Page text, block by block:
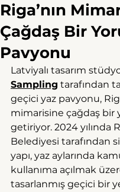
Riga’nın
Çağdaş Bir
Pavyonu
Latviyalı tasarım
Sampling tarafından
geçici yaz pavyonu,
mimarisine çağdaş bir
getiriyor. 2024 yılında
Belediyesi tarafından
yapı, yaz aylarında
kullanıma açılmak
tasarlanmış geçici bir